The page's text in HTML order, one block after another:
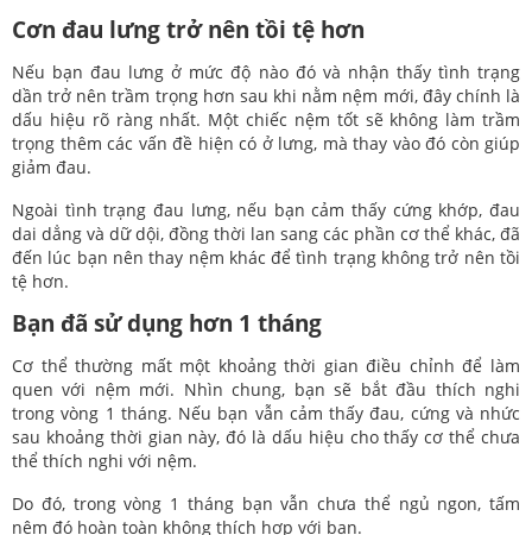
Cơn đau lưng trở nên tồi tệ hơn
Nếu bạn đau lưng ở mức độ nào đó và nhận thấy tình trạng
dần trở nên trầm trọng hơn sau khi nằm nệm mới, đây chính là
dấu hiệu rõ ràng nhất. Một chiếc nệm tốt sẽ không làm trầm
trọng thêm các vấn đề hiện có ở lưng, mà thay vào đó còn giúp
giảm đau.
Ngoài tình trạng đau lưng, nếu bạn cảm thấy cứng khớp, đau
dai dẳng và dữ dội, đồng thời lan sang các phần cơ thể khác, đã
đến lúc bạn nên thay nệm khác để tình trạng không trở nên tồi
tệ hơn.
Bạn đã sử dụng hơn 1 tháng
Cơ thể thường mất một khoảng thời gian điều chỉnh để làm
quen với nệm mới. Nhìn chung, bạn sẽ bắt đầu thích nghi
trong vòng 1 tháng. Nếu bạn vẫn cảm thấy đau, cứng và nhức
sau khoảng thời gian này, đó là dấu hiệu cho thấy cơ thể chưa
thể thích nghi với nệm.
Do đó, trong vòng 1 tháng bạn vẫn chưa thể ngủ ngon, tấm
nệm đó hoàn toàn không thích hợp với bạn.